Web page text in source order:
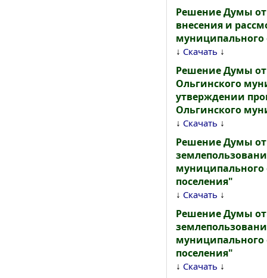
Решение Думы
внесения и
муниципального
↓ Скачать ↓
Решение Думы
Ольгинского
утверждении
Ольгинского
↓ Скачать ↓
Решение Думы от
муниципального
поселения"
↓ Скачать ↓
Решение Думы от
муниципального
поселения"
↓ Скачать ↓